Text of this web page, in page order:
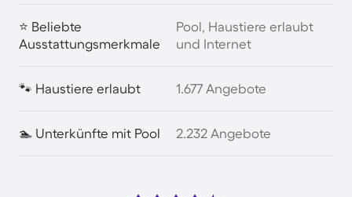
⭐ Beliebte
Ausstattungsmerkmale
Pool, Haustiere erlaubt
und Internet
🐾 Haustiere erlaubt 1.677 Angebote
🏊 Unterkünfte mit Pool 2.232 Angebote